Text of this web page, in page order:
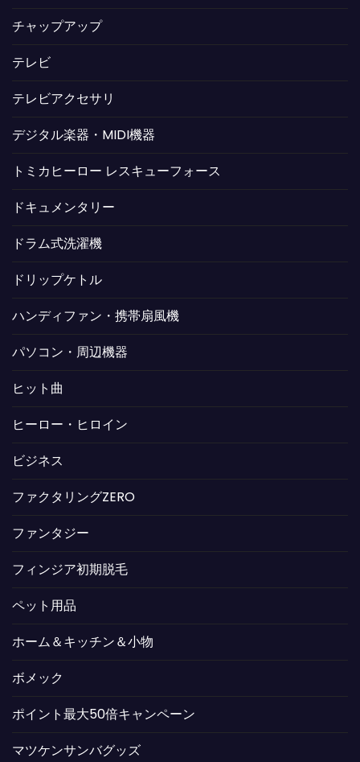
チャップアップ
テレビ
テレビアクセサリ
デジタル楽器・MIDI機器
トミカヒーロー レスキューフォース
ドキュメンタリー
ドラム式洗濯機
ドリップケトル
ハンディファン・携帯扇風機
パソコン・周辺機器
ヒット曲
ヒーロー・ヒロイン
ビジネス
ファクタリングZERO
ファンタジー
フィンジア初期脱毛
ペット用品
ホーム＆キッチン＆小物
ボメック
ポイント最大50倍キャンペーン
マツケンサンバグッズ